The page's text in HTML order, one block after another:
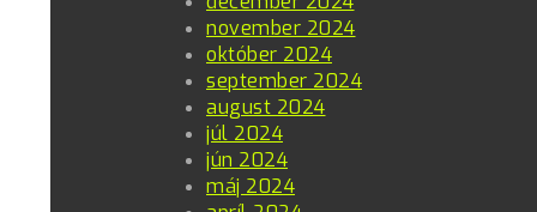
november 2024
október 2024
september 2024
august 2024
júl 2024
jún 2024
máj 2024